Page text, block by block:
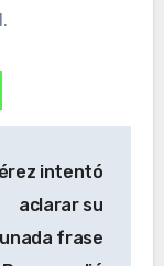
intentó
aclarar su
frase